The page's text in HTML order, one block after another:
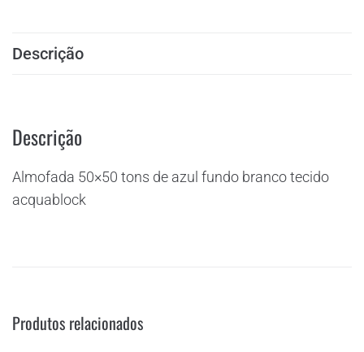
Descrição
Descrição
Almofada 50×50 tons de azul fundo branco tecido
acquablock
Produtos relacionados